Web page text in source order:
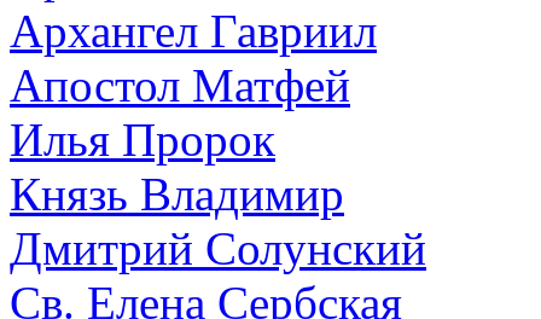
Архангел Гавриил
Апостол Матфей
Илья Пророк
Князь Владимир
Дмитрий Солунский
Св. Елена Сербская